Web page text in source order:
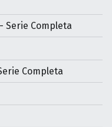
Serie Completa
Completa